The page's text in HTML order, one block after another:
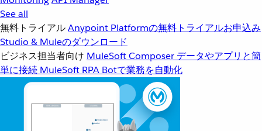
See all
無料トライアルAnypoint Platformの無料トライアルお申込み
Studio & Muleのダウンロード
ビジネス担当者向け MuleSoft Composer データやアプリと簡
単に接続 MuleSoft RPA Botで業務を自動化